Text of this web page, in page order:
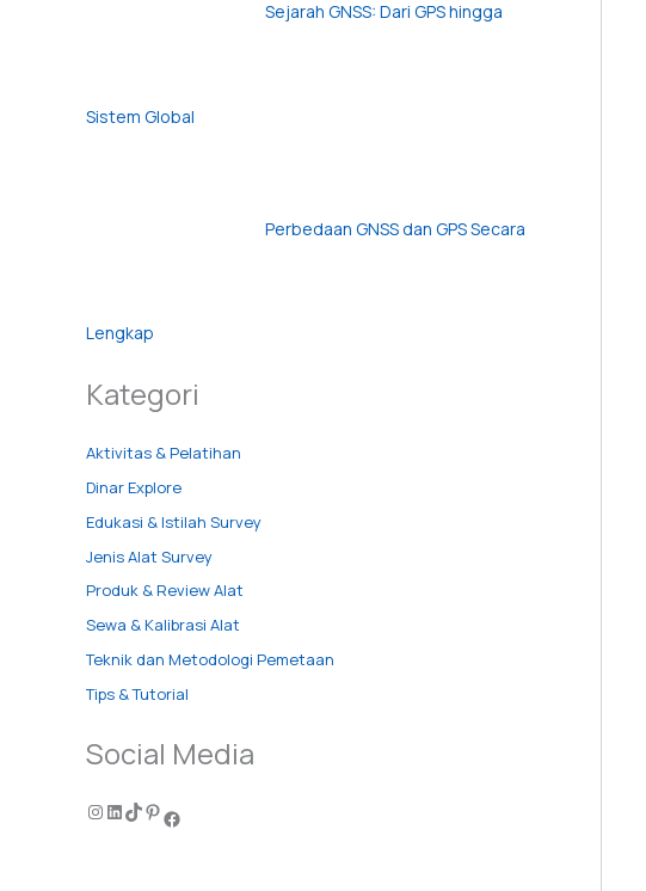
Sejarah GNSS: Dari GPS hingga
Sistem Global
Perbedaan GNSS dan GPS Secara
Lengkap
Kategori
Aktivitas & Pelatihan
Dinar Explore
Edukasi & Istilah Survey
Jenis Alat Survey
Produk & Review Alat
Sewa & Kalibrasi Alat
Teknik dan Metodologi Pemetaan
Tips & Tutorial
Social Media